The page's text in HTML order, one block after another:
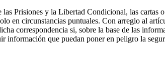
Prisiones y la Libertad Condicional, las cartas
en circunstancias puntuales. Con arreglo al
correspondencia si, sobre la base de las
información que puedan poner en peligro la